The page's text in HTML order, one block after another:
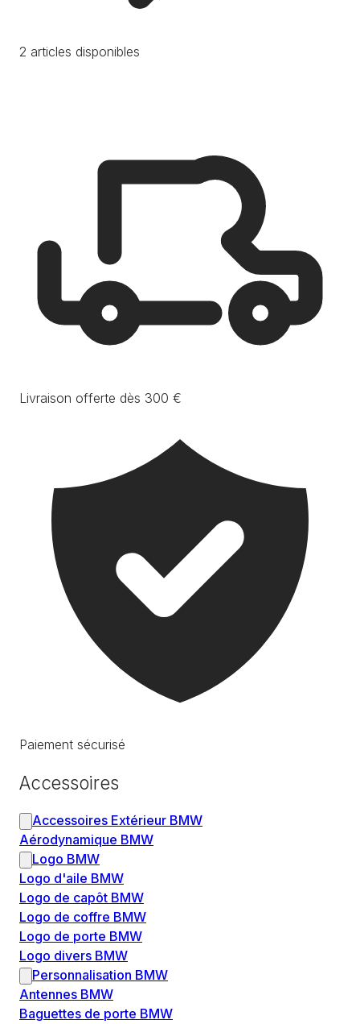
2 articles disponibles
Livraison offerte dès 300 €
Paiement sécurisé
Accessoires
Accessoires Extérieur BMW
Aérodynamique BMW
Logo BMW
Logo d'aile BMW
Logo de capôt BMW
Logo de coffre BMW
Logo de porte BMW
Logo divers BMW
Personnalisation BMW
Antennes BMW
Baguettes de porte BMW